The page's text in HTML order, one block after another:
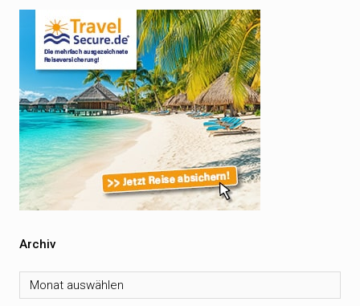
Archiv
Archiv